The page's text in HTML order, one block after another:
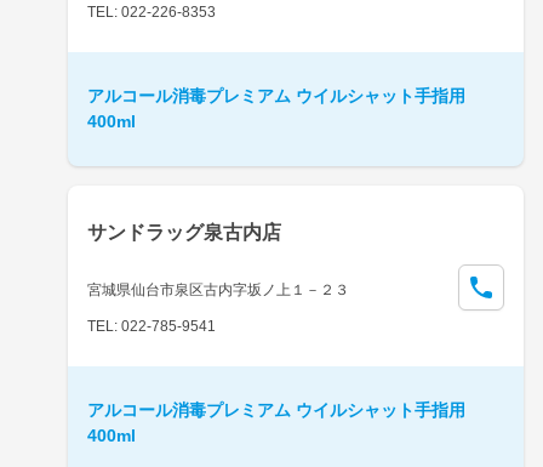
TEL: 022-226-8353
アルコール消毒プレミアム ウイルシャット手指用
400ml
サンドラッグ泉古内店
宮城県仙台市泉区古内字坂ノ上１－２３
TEL: 022-785-9541
アルコール消毒プレミアム ウイルシャット手指用
400ml